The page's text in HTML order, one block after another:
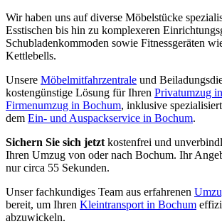
Wir haben uns auf diverse Möbelstücke
Esstischen bis hin zu komplexeren
Schubladenkommoden sowie Fitnessgeräten
Kettlebells.
Unsere Möbelmitfahrzentrale und
kostengünstige Lösung für Ihren Privatumzug
Firmenumzug in Bochum, inklusive
dem Ein- und Auspackservice in Bochum.
Sichern Sie sich jetzt kostenfrei und
Ihren Umzug von oder nach Bochum. Ihr
nur circa 55 Sekunden.
Unser fachkundiges Team aus erfahrenen
bereit, um Ihren Kleintransport in Bochum
abzuwickeln.